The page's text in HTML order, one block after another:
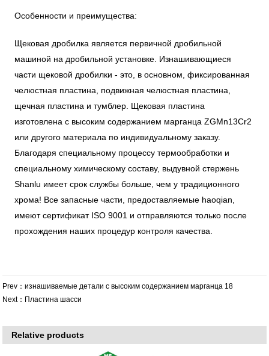
Особенности и преимущества:
Щековая дробилка является первичной дробильной
машиной на дробильной установке. Изнашивающиеся
части щековой дробилки - это, в основном, фиксированная
челюстная пластина, подвижная челюстная пластина,
щечная пластина и тумблер. Щековая пластина
изготовлена с высоким содержанием марганца ZGMn13Cr2
или другого материала по индивидуальному заказу.
Благодаря специальному процессу термообработки и
специальному химическому составу, выдувной стержень
Shanlu имеет срок службы больше, чем у традиционного
хрома! Все запасные части, предоставляемые haoqian,
имеют сертификат ISO 9001 и отправляются только после
прохождения наших процедур контроля качества.
Prev：изнашиваемые детали с высоким содержанием марганца 18
Next： Пластина шасси
Relative products